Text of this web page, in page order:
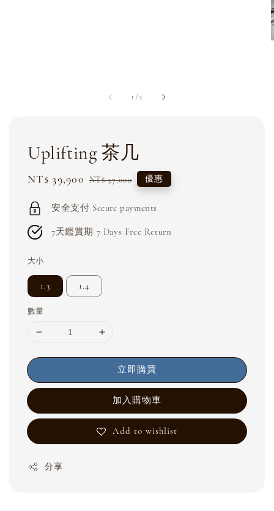
1 /3
Uplifting 茶几
Sale
NT$ 39,900 Regular
NT$ 57,000 優惠
安全支付 Secure payments
7天鑑賞期 7 Days Free Return
大小
1.3 1.4
數量
立即購買
加入購物車
Add to wishlist
分享